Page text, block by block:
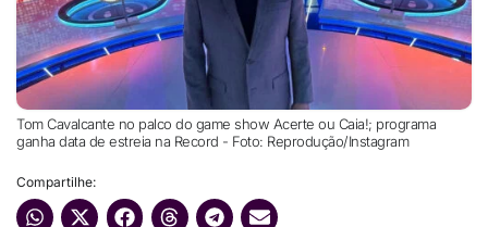
Tom Cavalcante no palco do game show Acerte ou Caia!; programa
ganha data de estreia na Record - Foto: Reprodução/Instagram
Compartilhe: